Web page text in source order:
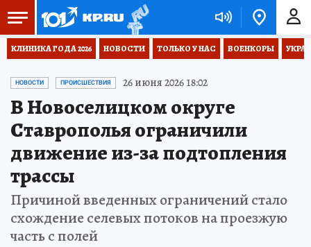
КЛИНИКА ГОДА 2026 НОВОСТИ ТОЛЬКО У НАС ВОЕНКОРЫ
НОВОСТИ ПРОИСШЕСТВИЯ 26 июня 2026 18:02
В Новоселицком округе
Ставрополья ограничили
движение из-за подтопления
трассы
Причиной введенных ограничений стало
схождение селевых потоков на проезжую
часть с полей